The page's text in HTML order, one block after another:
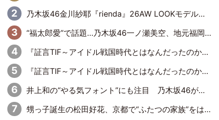
乃木坂46金川紗耶『rienda』26AW LOOKモデルに就任
“福太郎愛”で話題…乃木坂46一ノ瀬美空、地元福岡『めんべい25周年トップサポーター』に就任
『証言TIF～アイドル戦国時代とはなんだったのか～』第6回：でんぱ組.inc・古川未鈴×相沢梨紗「『ハロプロやりたかったな』って言ったら、夢眠ねむさんに『てめえはでんぱ組．incなんだよ！』って肩パンされて(笑)」
『証言TIF～アイドル戦国時代とはなんだったのか～』第11回：私立恵比寿中学・真山りか×安本彩花「TIFで10年ぶりのキョンシーメイクをしたら、場を完全に引かせてしまって。時代が変わったんだなって」
井上和の“やる気フォント”にも注目 乃木坂46が挑んだ書道パフォーマンスの舞台裏
甥っ子誕生の松田好花、京都で“ふたつの家族”をはしご！ “母”黒谷友香に見送られ、“父”松岡昌宏とはハシゴ酒